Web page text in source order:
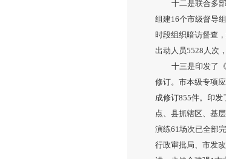
十二是联合多
组建16个市级督导
时段组织暗访督查
出动人员5528人次
十三是印发了
修订。市本级专项
成修订855件。印
点、县抓辖区、基
演练61场次已全部
行政审批局、市发